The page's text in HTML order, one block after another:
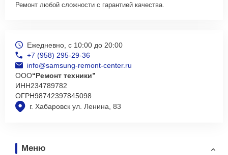
Ремонт любой сложности с гарантией качества.
г. Хабаровск ул. Ленина, 83
Ежедневно, с 10:00 до 20:00
+7 (958) 295-29-36
info@samsung-remont-center.ru
ООО“Ремонт техники”
ИНН234789782
ОГРН98742397845098
Меню